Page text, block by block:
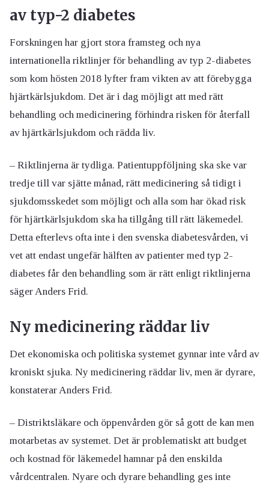
av typ-2 diabetes
Forskningen har gjort stora framsteg och nya
internationella riktlinjer för behandling av typ 2-diabetes
som kom hösten 2018 lyfter fram vikten av att förebygga
hjärtkärlsjukdom. Det är i dag möjligt att med rätt
behandling och medicinering förhindra risken för återfall
av hjärtkärlsjukdom och rädda liv.
– Riktlinjerna är tydliga. Patientuppföljning ska ske var
tredje till var sjätte månad, rätt medicinering så tidigt i
sjukdomsskedet som möjligt och alla som har ökad risk
för hjärtkärlsjukdom ska ha tillgång till rätt läkemedel.
Detta efterlevs ofta inte i den svenska diabetesvården, vi
vet att endast ungefär hälften av patienter med typ 2-
diabetes får den behandling som är rätt enligt riktlinjerna
säger Anders Frid.
Ny medicinering räddar liv
Det ekonomiska och politiska systemet gynnar inte vård av
kroniskt sjuka. Ny medicinering räddar liv, men är dyrare,
konstaterar Anders Frid.
– Distriktsläkare och öppenvården gör så gott de kan men
motarbetas av systemet. Det är problematiskt att budget
och kostnad för läkemedel hamnar på den enskilda
vårdcentralen. Nyare och dyrare behandling ges inte